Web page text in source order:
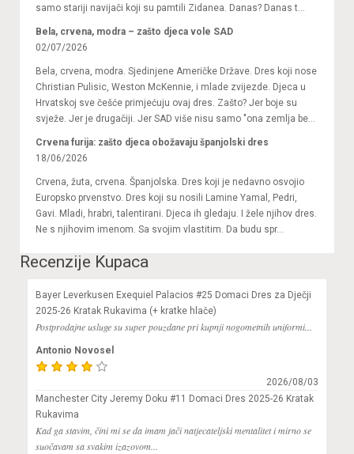
samo stariji navijači koji su pamtili Zidanea. Danas? Danas t...
Bela, crvena, modra – zašto djeca vole SAD
02/07/2026
Bela, crvena, modra. Sjedinjene Američke Države. Dres koji nose
Christian Pulisic, Weston McKennie, i mlade zvijezde. Djeca u
Hrvatskoj sve češće primjećuju ovaj dres. Zašto? Jer boje su
svježe. Jer je drugačiji. Jer SAD više nisu samo "ona zemlja be...
Crvena furija: zašto djeca obožavaju španjolski dres
18/06/2026
Crvena, žuta, crvena. Španjolska. Dres koji je nedavno osvojio
Europsko prvenstvo. Dres koji su nosili Lamine Yamal, Pedri,
Gavi. Mladi, hrabri, talentirani. Djeca ih gledaju. I žele njihov dres.
Ne s njihovim imenom. Sa svojim vlastitim. Da budu spr...
Recenzije Kupaca
Bayer Leverkusen Exequiel Palacios #25 Domaci Dres za Dječji
2025-26 Kratak Rukavima (+ kratke hlače)
Postprodajne usluge su super pouzdane pri kupnji nogometnih uniformi...
Antonio Novosel
2026/08/03
Manchester City Jeremy Doku #11 Domaci Dres 2025-26 Kratak
Rukavima
Kad ga stavim, čini mi se da imam jači natjecateljski mentalitet i mirno se
suočavam sa svakim izazovom...